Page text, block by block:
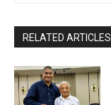
RELATED ARTICLES